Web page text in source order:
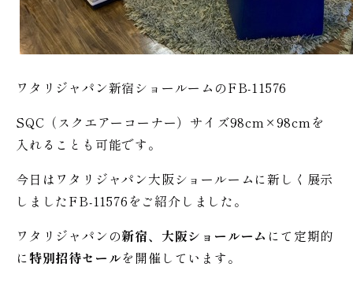
ワタリジャパン新宿ショールームのFB-11576
SQC（スクエアーコーナー）サイズ98cm×98cmを
入れることも可能です。
今日はワタリジャパン大阪ショールームに新しく展示
しましたFB-11576をご紹介しました。
ワタリジャパンの新宿、大阪ショールーム にて定期的
に特別招待セールを開催しています。